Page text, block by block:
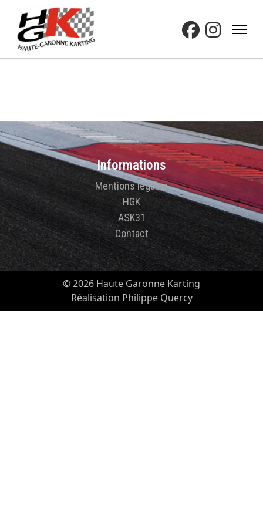
Informations
Mentions légales
HGK
ASK31
Contact
© 2026 Haute Garonne Karting
Réalisation Philippe Quercy